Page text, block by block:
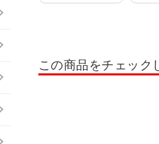
工場・倉庫向けキャビネット
この商品をチェック